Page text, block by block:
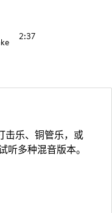
2:37
击乐、铜管乐，或
听多种混音版本。